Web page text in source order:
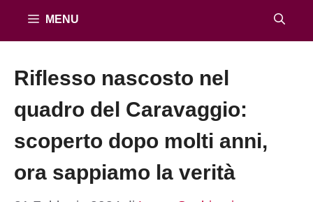
MENU
Riflesso nascosto nel
quadro del Caravaggio:
scoperto dopo molti anni,
ora sappiamo la verità